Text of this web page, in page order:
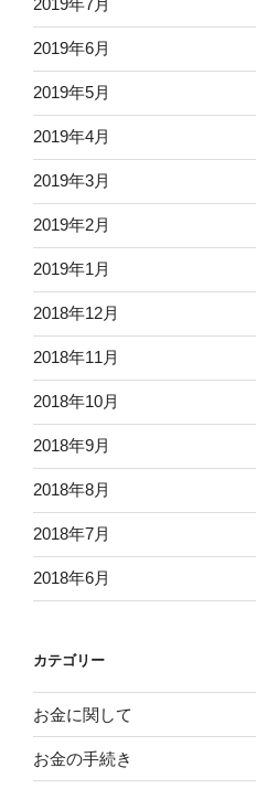
2019年7月
2019年6月
2019年5月
2019年4月
2019年3月
2019年2月
2019年1月
2018年12月
2018年11月
2018年10月
2018年9月
2018年8月
2018年7月
2018年6月
カテゴリー
お金に関して
お金の手続き